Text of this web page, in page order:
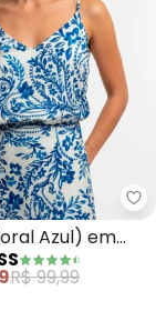
(Marrom) em
Azul) em
R$ 99,99